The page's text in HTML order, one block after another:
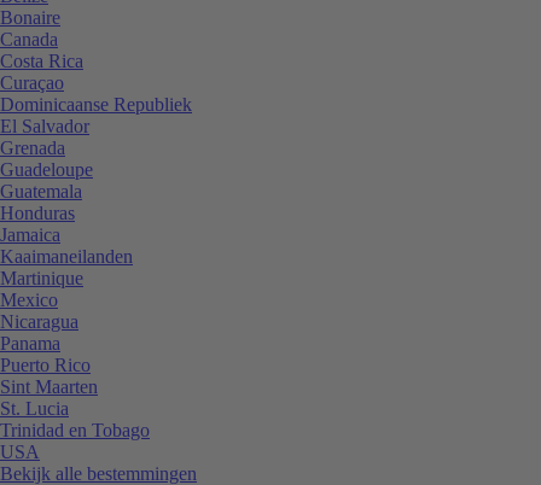
Bonaire
Canada
Costa Rica
Curaçao
Dominicaanse Republiek
El Salvador
Grenada
Guadeloupe
Guatemala
Honduras
Jamaica
Kaaimaneilanden
Martinique
Mexico
Nicaragua
Panama
Puerto Rico
Sint Maarten
St. Lucia
Trinidad en Tobago
USA
Bekijk alle bestemmingen